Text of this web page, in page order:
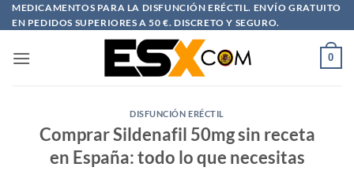
Saltar
al
MEDICAMENTOS PARA LA DISFUNCIÓN ERÉCTIL. ENVÍO GRATUITO
EN PEDIDOS SUPERIORES A 50 €. DISCRETO Y SEGURO.
0
DISFUNCIÓN ERÉCTIL
Comprar Sildenafil 50mg sin receta
en España: todo lo que necesitas